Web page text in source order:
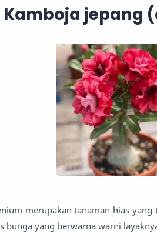
Kamboja jepang
merupakan tanaman hias
bunga yang berwarna warni